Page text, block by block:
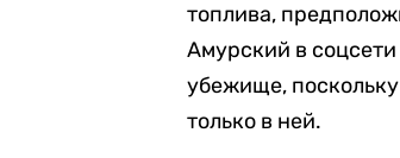
топлива,
Амурский в
убежище,
только в ней.